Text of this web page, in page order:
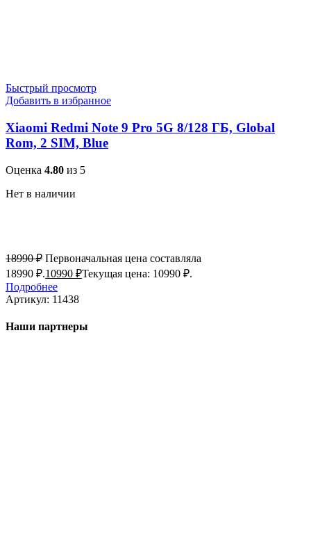
Быстрый просмотр
Добавить в избранное
Xiaomi Redmi Note 9 Pro 5G 8/128 ГБ, Global
Rom, 2 SIM, Blue
Оценка 4.80 из 5
Нет в наличии
18990₽ Первоначальная цена составляла
18990 ₽.10990 ₽Текущая цена: 10990 ₽.
Подробнее
Артикул: 11438
Наши партнеры